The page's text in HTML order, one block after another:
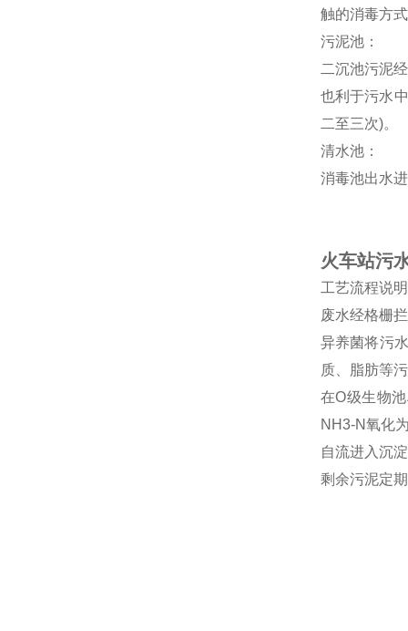
触的消毒方
污泥池：
二沉池污泥
也利于污水
二至三次)。
清水池：
消毒池出水
火车站污
工艺流程说
废水经格栅
异养菌将污
质、脂肪等
在O级生物
NH3-N氧化
自流进入沉
剩余污泥定